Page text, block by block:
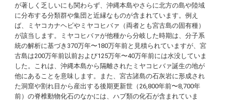
が著しく乏しいにも関わらず、沖縄本島やさらに北方の島や陸域
に分布する分類群や集団と近縁なものが含まれています。例え
ば、ミヤコカナヘビやミヤコヒバァ（両者とも宮古島の固有種）
が該当します。ミヤコヒバァが他種から分岐した時期は、分子系
統の解析に基づき370万年〜180万年前と見積られていますが、宮
古島は200万年前以前および125万年〜40万年前には水没していま
した。これは、沖縄本島から隔離されたミヤコヒバァ誕生の地が
他にあることを意味します。また、宮古諸島の石灰岩に形成され
た洞窟や割れ目から産出する後期更新世（26,800年前〜8,700年
前）の脊椎動物化石のなかには、ハブ類の化石が含まれていま